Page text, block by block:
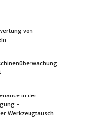
von
in der
–
Werkzeugtausch